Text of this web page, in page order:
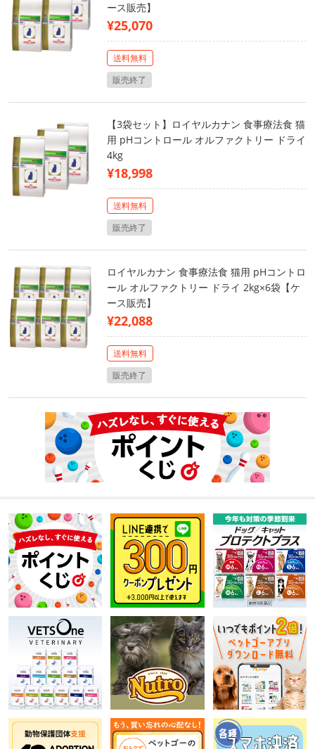
ース販売】
¥25,070
送料無料
販売終了
【3袋セット】ロイヤルカナン 食事療法食 猫
用 pHコントロール オルファクトリー ドライ
4kg
¥18,998
送料無料
販売終了
ロイヤルカナン 食事療法食 猫用 pHコントロ
ール オルファクトリー ドライ 2kg×6袋【ケ
ース販売】
¥22,088
送料無料
販売終了